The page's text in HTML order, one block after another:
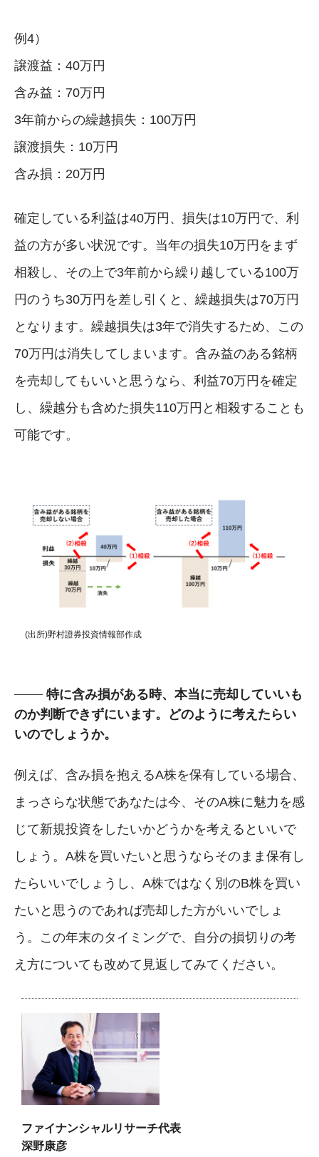
例4）
譲渡益：40万円
含み益：70万円
3年前からの繰越損失：100万円
譲渡損失：10万円
含み損：20万円
確定している利益は40万円、損失は10万円で、利
益の方が多い状況です。当年の損失10万円をまず
相殺し、その上で3年前から繰り越している100万
円のうち30万円を差し引くと、繰越損失は70万円
となります。繰越損失は3年で消失するため、この
70万円は消失してしまいます。含み益のある銘柄
を売却してもいいと思うなら、利益70万円を確定
し、繰越分も含めた損失110万円と相殺することも
可能です。
(出所)野村證券投資情報部作成
特に含み損がある時、本当に売却していいも
のか判断できずにいます。どのように考えたらい
いのでしょうか。
例えば、含み損を抱えるA株を保有している場合、
まっさらな状態であなたは今、そのA株に魅力を感
じて新規投資をしたいかどうかを考えるといいで
しょう。A株を買いたいと思うならそのまま保有し
たらいいでしょうし、A株ではなく別のB株を買い
たいと思うのであれば売却した方がいいでしょ
う。この年末のタイミングで、自分の損切りの考
え方についても改めて見返してみてください。
ファイナンシャルリサーチ代表
深野康彦